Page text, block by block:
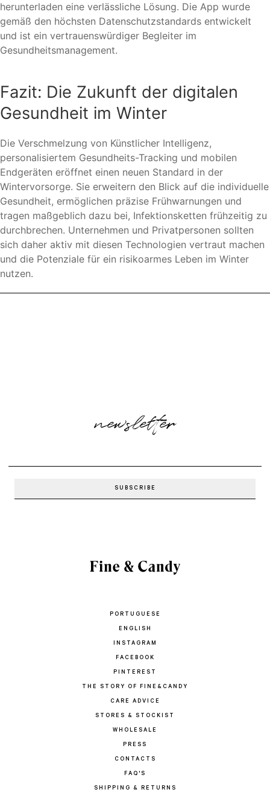
herunterladen eine verlässliche Lösung. Die App wurde
gemäß den höchsten Datenschutzstandards entwickelt
und ist ein vertrauenswürdiger Begleiter im
Gesundheitsmanagement.
Fazit: Die Zukunft der digitalen
Gesundheit im Winter
Die Verschmelzung von Künstlicher Intelligenz,
personalisiertem Gesundheits-Tracking und mobilen
Endgeräten eröffnet einen neuen Standard in der
Wintervorsorge. Sie erweitern den Blick auf die individuelle
Gesundheit, ermöglichen präzise Frühwarnungen und
tragen maßgeblich dazu bei, Infektionsketten frühzeitig zu
durchbrechen. Unternehmen und Privatpersonen sollten
sich daher aktiv mit diesen Technologien vertraut machen
und die Potenziale für ein risikoarmes Leben im Winter
nutzen.
newsletter
PORTUGUESE
ENGLISH
INSTAGRAM
FACEBOOK
PINTEREST
THE STORY OF FINE&CANDY
CARE ADVICE
STORES & STOCKIST
WHOLESALE
PRESS
CONTACTS
FAQ'S
SHIPPING & RETURNS